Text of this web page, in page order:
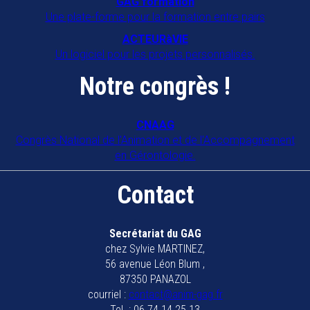
63000 Clermont-Ferrand
roomLocaliser|descriptionLire la fiche
Animateurs GIR 7
RENNES
Localiser
Animation sociale en mouvement
room Localiser|descriptionLire la fiche
SAINT FLOUR
roomLocaliser
Association APAIS
VERNANTES
roomLocaliser
Une plate-forme pour la formation entre pairs
ACTEURàVIE
Un logiciel pour les projets personnalisés.
Notre congrès !
CNAAG
Congrès National de l'Animation et de l'Accompagnement
en Gérontologie.
Contact
Secrétariat du GAG
chez Sylvie MARTINEZ,
56 avenue Léon Blum ,
87350 PANAZOL
courriel : contact@anim-gag.fr